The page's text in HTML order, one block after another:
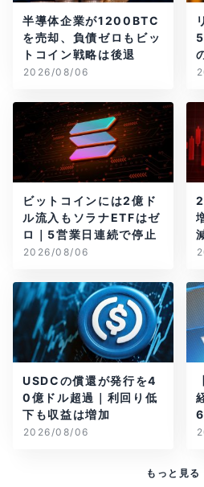
半導体企業が1200BTC
を売却、負債ゼロもビッ
トコイン戦略は後退
2026/08/06
ビットコインには2億ド
ル流入もソラナETFはゼ
ロ｜5営業日連続で停止
2026/08/06
USDCの償還が発行を4
0億ドル超過｜利回り低
下も収益は増加
2026/08/06
もっと見る